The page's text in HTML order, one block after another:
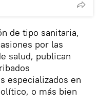
de tipo sanitaria,
por las
salud, publican
especializados en
o más bien